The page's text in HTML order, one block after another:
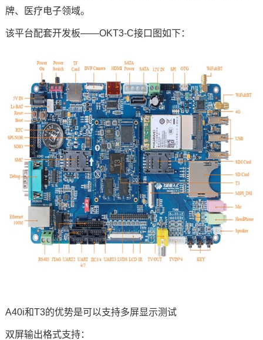
牌、医疗电子领域。
该平台配套开发板——OKT3-C接口图如下：
A40i和T3的优势是可以支持多屏显示测试
双屏输出格式支持：